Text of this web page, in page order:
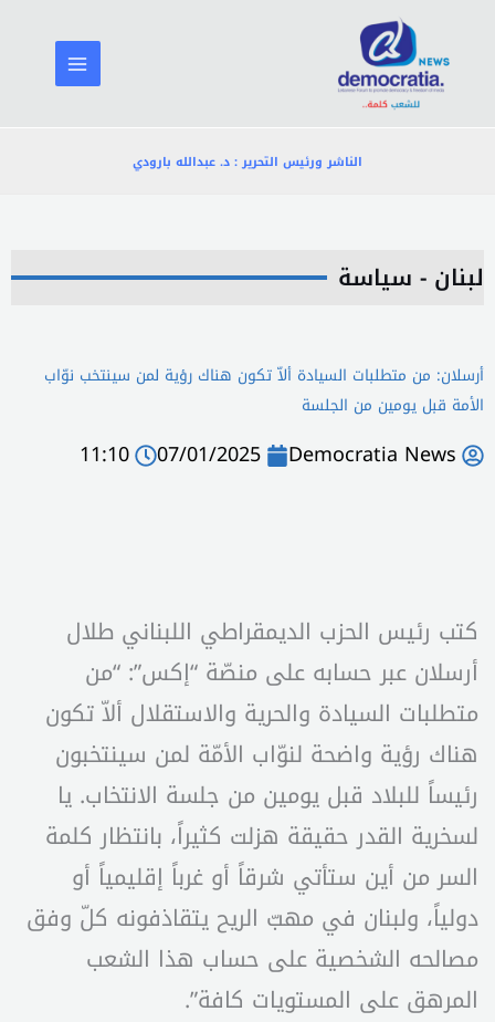
المحتوى
الناشر ورئيس التحرير : د. عبدالله بارودي
لبنان - سياسة
أرسلان: من متطلبات السيادة ألاّ تكون هناك رؤية لمن سينتخب نوّاب
الأمة قبل يومين من الجلسة
Democratia News
07/01/2025
11:10
كتب رئيس الحزب الديمقراطي اللبناني طلال
أرسلان عبر حسابه على منصّة “إكس”: “من
متطلبات السيادة والحرية والاستقلال ألاّ تكون
هناك رؤية واضحة لنوّاب الأمّة لمن سينتخبون
رئيساً للبلاد قبل يومين من جلسة الانتخاب. يا
لسخرية القدر حقيقة هزلت كثيراً، بانتظار كلمة
السر من أين ستأتي شرقاً أو غرباً إقليمياً أو
دولياً، ولبنان في مهبّ الريح يتقاذفونه كلّ وفق
مصالحه الشخصية على حساب هذا الشعب
المرهق على المستويات كافة”.